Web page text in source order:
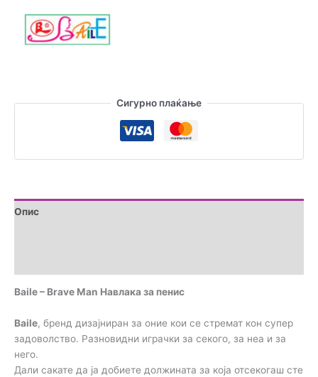
пенис
количина
Сигурно плаќање
Опис
Baile – Brave Man Навлака за пенис
Baile, бренд дизајниран за оние кои се стремат кон супер
задоволство. Разновидни играчки за секого, за неа и за
него.
Дали сакате да ја добиете должината за која отсекогаш сте